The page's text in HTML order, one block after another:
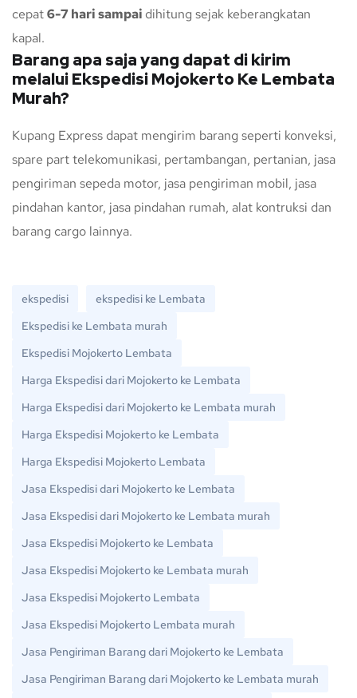
cepat6-7 hari sampai dihitung sejak keberangkatan
kapal.
Barang apa saja yang dapat di kirim
melalui Ekspedisi Mojokerto Ke Lembata
Murah?
Kupang Express dapat mengirim barang seperti konveksi,
spare part telekomunikasi, pertambangan, pertanian, jasa
pengiriman sepeda motor, jasa pengiriman mobil, jasa
pindahan kantor, jasa pindahan rumah, alat kontruksi dan
barang cargo lainnya.
ekspedisi
ekspedisi ke Lembata
Ekspedisi ke Lembata murah
Ekspedisi Mojokerto Lembata
Harga Ekspedisi dari Mojokerto ke Lembata
Harga Ekspedisi dari Mojokerto ke Lembata murah
Harga Ekspedisi Mojokerto ke Lembata
Harga Ekspedisi Mojokerto Lembata
Jasa Ekspedisi dari Mojokerto ke Lembata
Jasa Ekspedisi dari Mojokerto ke Lembata murah
Jasa Ekspedisi Mojokerto ke Lembata
Jasa Ekspedisi Mojokerto ke Lembata murah
Jasa Ekspedisi Mojokerto Lembata
Jasa Ekspedisi Mojokerto Lembata murah
Jasa Pengiriman Barang dari Mojokerto ke Lembata
Jasa Pengiriman Barang dari Mojokerto ke Lembata murah